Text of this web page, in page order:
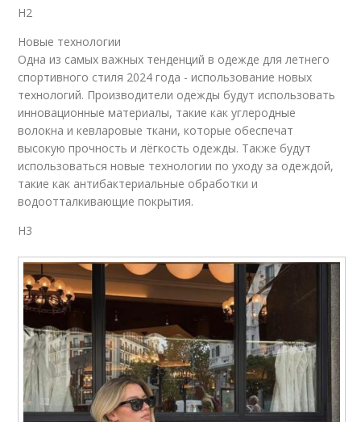
H2
Новые технологии
Одна из самых важных тенденций в одежде для летнего
спортивного стиля 2024 года - использование новых
технологий. Производители одежды будут использовать
инновационные материалы, такие как углеродные
волокна и кевларовые ткани, которые обеспечат
высокую прочность и лёгкость одежды. Также будут
использоваться новые технологии по уходу за одеждой,
такие как антибактериальные обработки и
водоотталкивающие покрытия.
H3